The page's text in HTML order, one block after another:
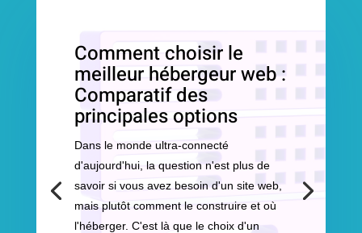
Comment choisir le
meilleur hébergeur web :
Comparatif des
principales options
Dans le monde ultra-connecté
d'aujourd'hui, la question n'est plus de
savoir si vous avez besoin d'un site web,
mais plutôt comment le construire et où
l'héberger. C'est là que le choix d'un